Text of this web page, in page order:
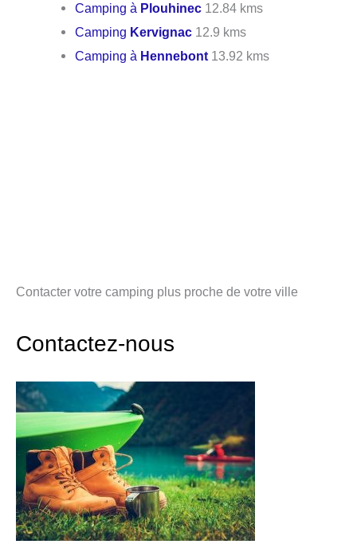
Camping à Plouhinec 12.84 kms
Camping Kervignac 12.9 kms
Camping à Hennebont 13.92 kms
Contacter votre camping plus proche de votre ville
Contactez-nous